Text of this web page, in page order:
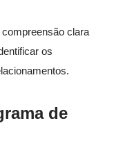
clara
os
de